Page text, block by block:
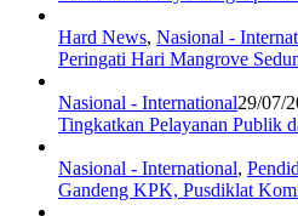
Hard News, Nasional -
Peringati Hari Mangrove
Nasional - International29/07/
Tingkatkan Pelayanan Publik
Nasional - International,
Gandeng KPK, Pusdiklat